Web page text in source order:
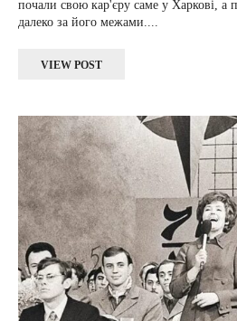
почали свою кар'єру саме у Харкові, а
далеко за його межами....
VIEW POST